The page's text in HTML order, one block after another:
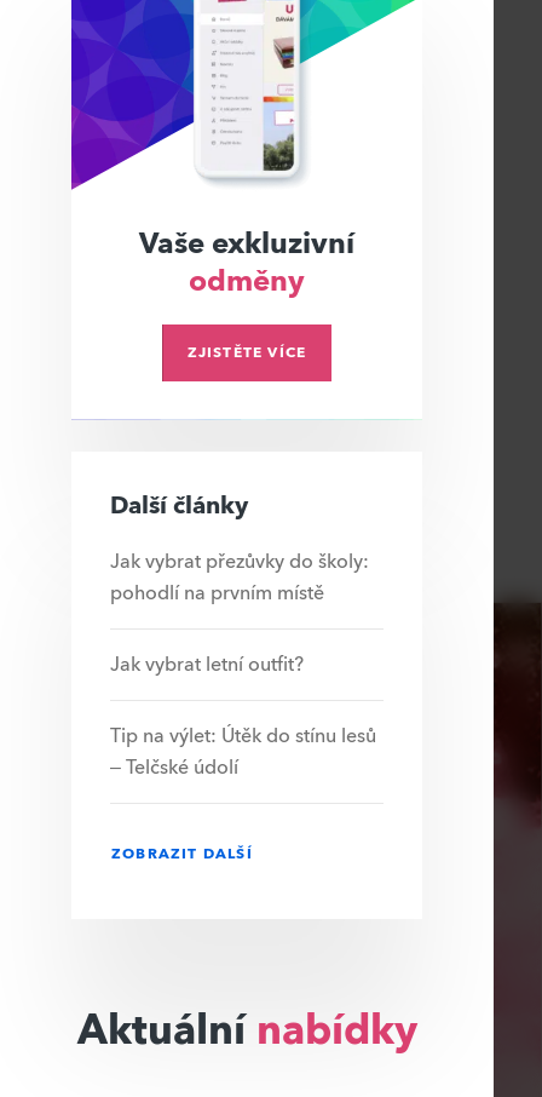
Vaše exkluzivní
odměny
ZJISTĚTE VÍCE
Další články
Jak vybrat přezůvky do školy:
pohodlí na prvním místě
Jak vybrat letní outfit?
Tip na výlet: Útěk do stínu lesů
– Telčské údolí
ZOBRAZIT DALŠÍ
Aktuálnínabídky